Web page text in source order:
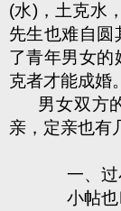
(水)，土克水
先生也难自圆
了青年男女的
克者才能成婚。
男女双方
亲，定亲也有
一、
小帖